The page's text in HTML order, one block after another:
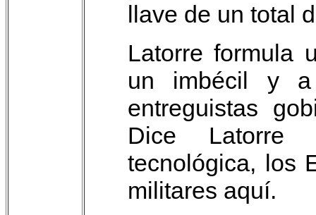
llave de un total
Latorre formula
un imbécil y
entreguistas
Dice Latorre
tecnológica, los
militares aquí.